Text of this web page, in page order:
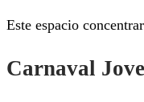
Este espacio
Carnaval